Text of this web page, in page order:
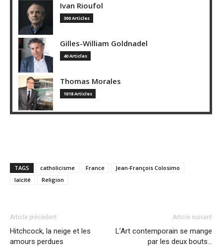
Ivan Rioufol
300 Articles
Gilles-William Goldnadel
40 Articles
Thomas Morales
1018 Articles
TAGS catholicisme France
Jean-François Colosimo
laïcité
Religion
Article précédent
Hitchcock, la neige et les
amours perdues
Article suivant
L’Art contemporain se mange
par les deux bouts…